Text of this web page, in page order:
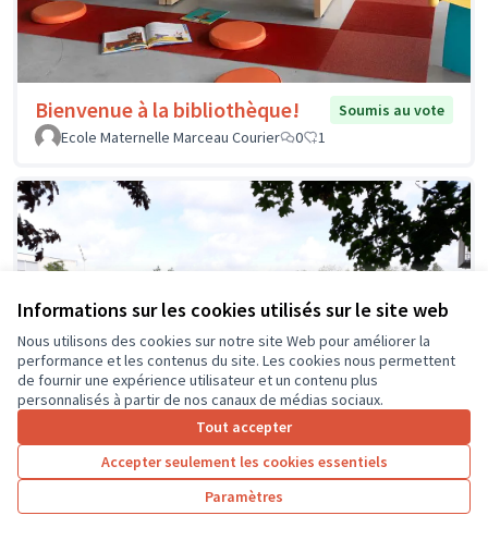
Informations sur les cookies utilisés sur le site web
Nous utilisons des cookies sur notre site Web pour améliorer la
performance et les contenus du site. Les cookies nous permettent
de fournir une expérience utilisateur et un contenu plus
personnalisés à partir de nos canaux de médias sociaux.
Tout accepter
Accepter seulement les cookies essentiels
Paramètres
Bienvenue à la bibliothèque!
Soumis au vote
Ecole Maternelle Marceau Courier
0 1